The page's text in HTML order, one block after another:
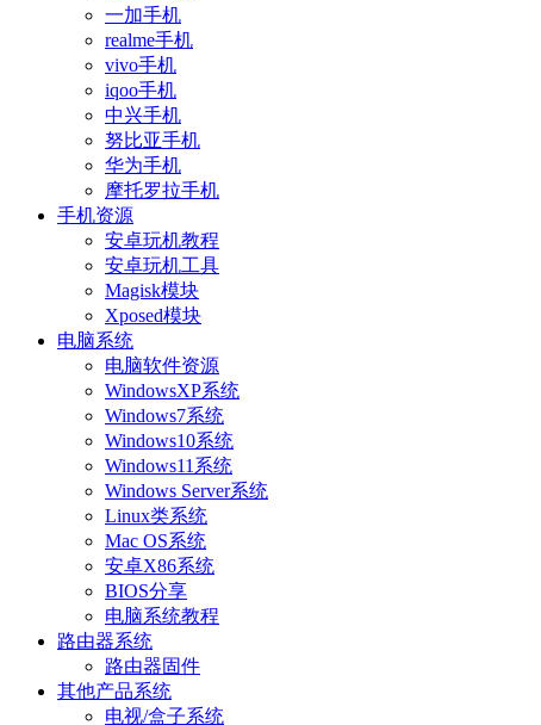
一加手机
realme手机
vivo手机
iqoo手机
中兴手机
努比亚手机
华为手机
摩托罗拉手机
手机资源
安卓玩机教程
安卓玩机工具
Magisk模块
Xposed模块
电脑系统
电脑软件资源
WindowsXP系统
Windows7系统
Windows10系统
Windows11系统
Windows Server系统
Linux类系统
Mac OS系统
安卓X86系统
BIOS分享
电脑系统教程
路由器系统
路由器固件
其他产品系统
电视/盒子系统